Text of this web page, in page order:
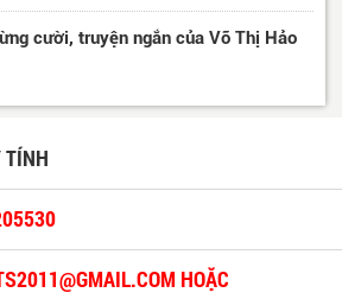
cười, truyện ngắn của Võ Thị Hảo
TÍNH
HOẶC